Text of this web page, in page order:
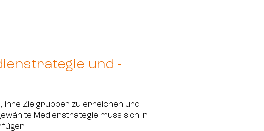
und -
ihre Zielgruppen zu erreichen und
Medienstrategie muss sich in